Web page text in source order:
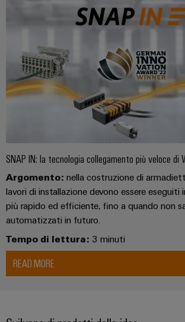
SNAP IN: la tecnologia collegamento più veloce di
Argomento: nella costruzione di
lavori di installazione devono essere eseguiti
più rapido ed efficiente, fino a quando non
automatizzati in futuro.
Tempo di lettura: 3 minuti
READ MORE